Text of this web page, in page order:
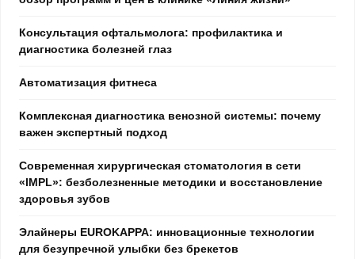
Консультация офтальмолога: профилактика и
диагностика болезней глаз
Автоматизация фитнеса
Комплексная диагностика венозной системы: почему
важен экспертный подход
Современная хирургическая стоматология в сети
«IMPL»: безболезненные методики и восстановление
здоровья зубов
Элайнеры EUROKAPPA: инновационные технологии
для безупречной улыбки без брекетов